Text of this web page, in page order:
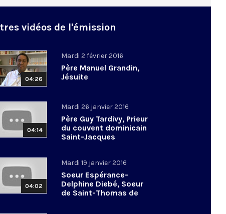
vidéos de l'émission
04:26
Mardi 2 février 2016
Père Manuel Grandin,
Jésuite
04:14
Mardi 26 janvier 2016
Père Guy Tardivy, Prieur
du couvent dominicain
Saint-Jacques
04:02
Mardi 19 janvier 2016
Soeur Espérance-
Delphine Diebé, Soeur
de Saint-Thomas de